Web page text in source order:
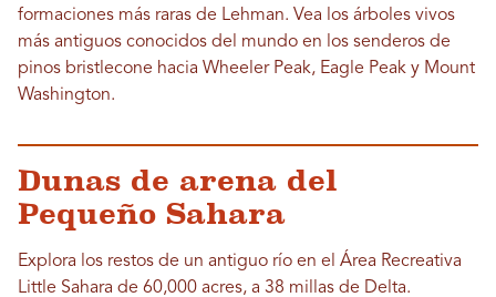
formaciones más raras de Lehman. Vea los árboles vivos
más antiguos conocidos del mundo en los senderos de
pinos bristlecone hacia Wheeler Peak, Eagle Peak y Mount
Washington.
Dunas de arena del
Pequeño Sahara
Explora los restos de un antiguo río en el Área Recreativa
Little Sahara de 60,000 acres, a 38 millas de Delta.